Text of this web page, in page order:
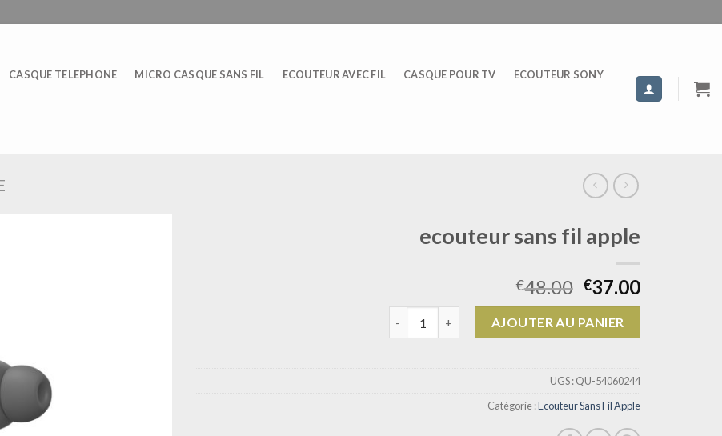
CASQUE TELEPHONE MICRO CASQUE SANS FIL ECOUTEUR AVEC FIL CASQUE POUR TV ECOUTEUR SONY
ecouteur sans fil apple
€48.00 €37.00
AJOUTER AU PANIER
UGS :QU-54060244
Catégorie :Ecouteur Sans Fil Apple